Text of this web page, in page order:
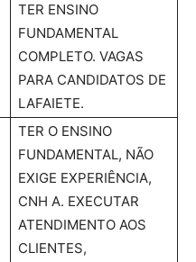
TER ENSINO
FUNDAMENTAL
COMPLETO. VAGAS
PARA CANDIDATOS DE
LAFAIETE.
TER O ENSINO
FUNDAMENTAL, NÃO
EXIGE EXPERIÊNCIA,
CNH A. EXECUTAR
ATENDIMENTO AOS
CLIENTES,